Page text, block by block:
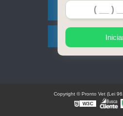
Contato
Mapa do
Copyright © Pronto Vet (Lei
W3C